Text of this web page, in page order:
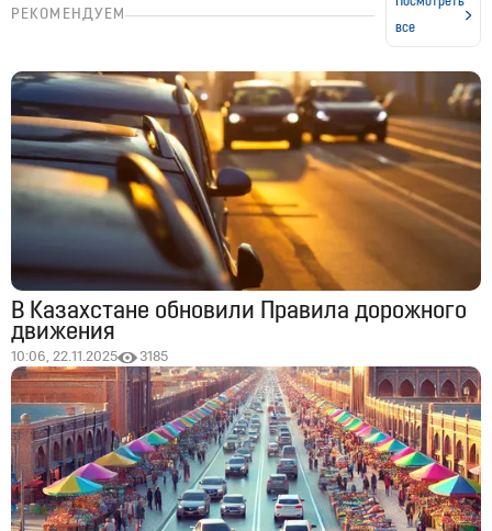
РЕКОМЕНДУЕМ
все
В Казахстане обновили Правила дорожного
движения
10:06, 22.11.2025 3185